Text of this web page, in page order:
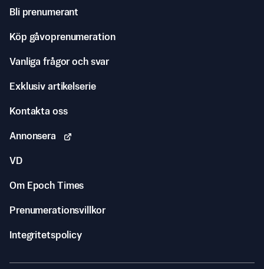
Bli prenumerant
Köp gåvoprenumeration
Vanliga frågor och svar
Exklusiv artikelserie
Kontakta oss
Annonsera
VD
Om Epoch Times
Prenumerationsvillkor
Integritetspolicy